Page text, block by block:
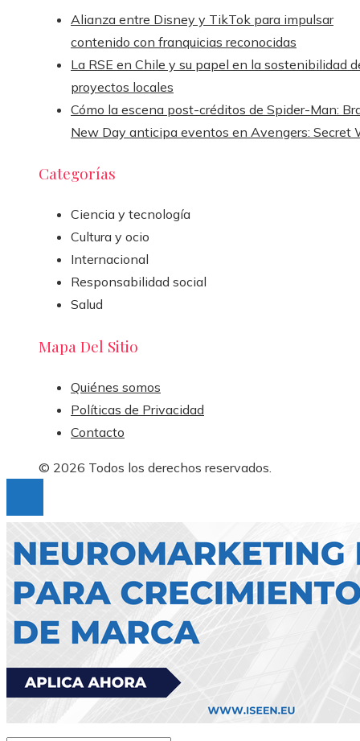
Alianza entre Disney y TikTok para impulsar
contenido con franquicias reconocidas
La RSE en Chile y su papel en la sostenibilidad
proyectos locales
Cómo la escena post-créditos de Spider-Man:
New Day anticipa eventos en Avengers: Secret
Categorías
Ciencia y tecnología
Cultura y ocio
Internacional
Responsabilidad social
Salud
Mapa Del Sitio
Quiénes somos
Políticas de Privacidad
Contacto
© 2026 Todos los derechos reservados.